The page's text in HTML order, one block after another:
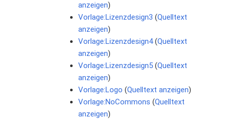
anzeigen)
Vorlage:Lizenzdesign3 (Quelltext
anzeigen)
Vorlage:Lizenzdesign4(Quelltext
anzeigen)
Vorlage:Lizenzdesign5 (Quelltext
anzeigen)
Vorlage:Logo (Quelltext anzeigen)
Vorlage:NoCommons (Quelltext
anzeigen)